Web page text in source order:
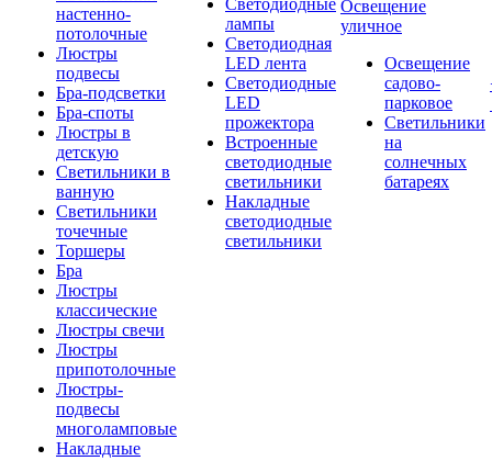
настенно-
потолочные
Люстры
подвесы
Бра-подсветки
Бра-споты
Люстры в
детскую
Светильники в
ванную
Светильники
точечные
Торшеры
Бра
Люстры
классические
Люстры свечи
Люстры
припотолочные
Люстры-
подвесы
многоламповые
Накладные
Светодиодные
лампы
Светодиодная
LED лента
Светодиодные
LED
прожектора
Встроенные
светодиодные
светильники
Накладные
светодиодные
светильники
Освещение
уличное
Освещение
садово-
парковое
Светильники
на
солнечных
батареях